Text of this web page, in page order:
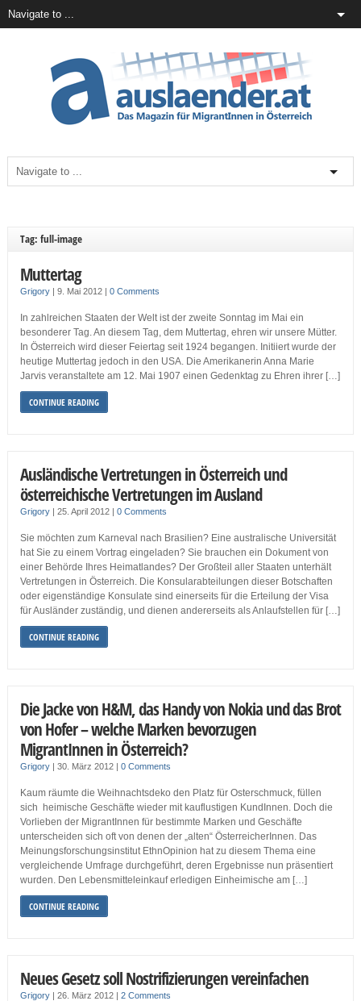
Tag: full-image
Muttertag
Grigory| 9. Mai 2012 | 0 Comments
In zahlreichen Staaten der Welt ist der zweite Sonntag im Mai ein
besonderer Tag. An diesem Tag, dem Muttertag, ehren wir unsere Mütter.
In Österreich wird dieser Feiertag seit 1924 begangen. Initiiert wurde der
heutige Muttertag jedoch in den USA. Die Amerikanerin Anna Marie
Jarvis veranstaltete am 12. Mai 1907 einen Gedenktag zu Ehren ihrer […]
CONTINUE READING
Ausländische Vertretungen in Österreich und
österreichische Vertretungen im Ausland
Grigory| 25. April 2012 | 0 Comments
Sie möchten zum Karneval nach Brasilien? Eine australische Universität
hat Sie zu einem Vortrag eingeladen? Sie brauchen ein Dokument von
einer Behörde Ihres Heimatlandes? Der Großteil aller Staaten unterhält
Vertretungen in Österreich. Die Konsularabteilungen dieser Botschaften
oder eigenständige Konsulate sind einerseits für die Erteilung der Visa
für Ausländer zuständig, und dienen andererseits als Anlaufstellen für […]
CONTINUE READING
Die Jacke von H&M, das Handy von Nokia und das Brot
von Hofer – welche Marken bevorzugen
MigrantInnen in Österreich?
Grigory| 30. März 2012 | 0 Comments
Kaum räumte die Weihnachtsdeko den Platz für Osterschmuck, füllen
sich heimische Geschäfte wieder mit kauflustigen KundInnen. Doch die
Vorlieben der MigrantInnen für bestimmte Marken und Geschäfte
unterscheiden sich oft von denen der „alten“ ÖsterreicherInnen. Das
Meinungsforschungsinstitut EthnOpinion hat zu diesem Thema eine
vergleichende Umfrage durchgeführt, deren Ergebnisse nun präsentiert
wurden. Den Lebensmitteleinkauf erledigen Einheimische am […]
CONTINUE READING
Neues Gesetz soll Nostrifizierungen vereinfachen
Grigory| 26. März 2012 | 2 Comments